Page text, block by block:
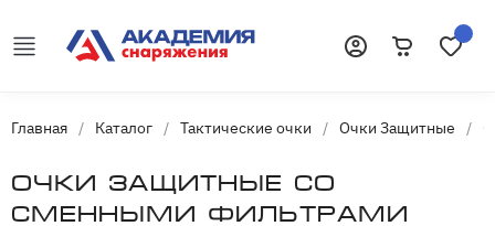
Главная / Каталог / Тактические очки / Очки Защитные /
Очки защитные со
сменными фильтрами